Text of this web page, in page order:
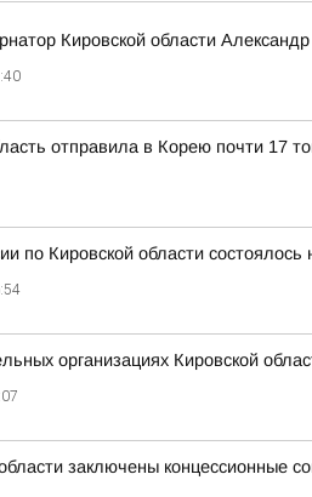
Кировской области
отправила в Корею почти 17
по Кировской области состоялось
организациях Кировской
заключены концессионные